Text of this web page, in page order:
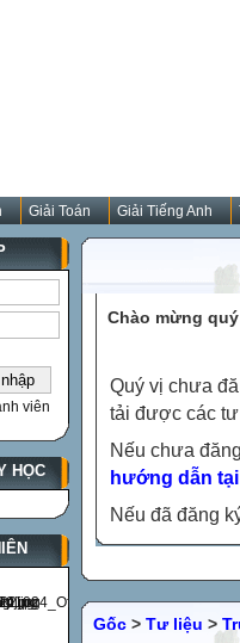
Giải Toán Giải Tiếng Anh
viên
HỌC
Chào mừng
Quý vị chưa
tải được các
Nếu chưa
hướng dẫn
Nếu đã đăng
Gốc > Tư liệu >